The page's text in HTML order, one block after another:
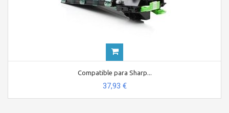
Compatible para Sharp...
37,93 €